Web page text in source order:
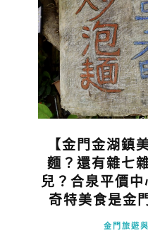
【金門金湖鎮
麵？還有雜七
兒？合泉平價
奇特美食是金
金門旅遊